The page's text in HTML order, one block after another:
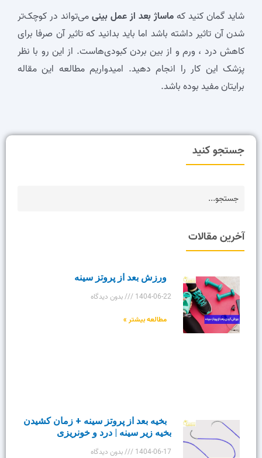
شاید گمان کنید کهماساژ بعد از عمل بینیمی‌تواند در کوچک‌تر
شدن آن تاثیر داشته باشد اما باید بدانید که تاثیر آن صرفا برای
کاهش درد ، ورم و از بین بردن کبودی‌هاست. از این رو با نظر
پزشک این کار را انجام دهید. امیدواریم مطالعه این مقاله
برایتان مفید بوده باشد.
جستجو کنید
آخرین مقالات
ورزش بعد از پروتز سینه
1404-06-22
بدون دیدگاه
مطالعه بیشتر »
بخیه بعد از پروتز سینه + زمان کشیدن
بخیه زیر سینه | درد و خونریزی
1404-06-17
بدون دیدگاه